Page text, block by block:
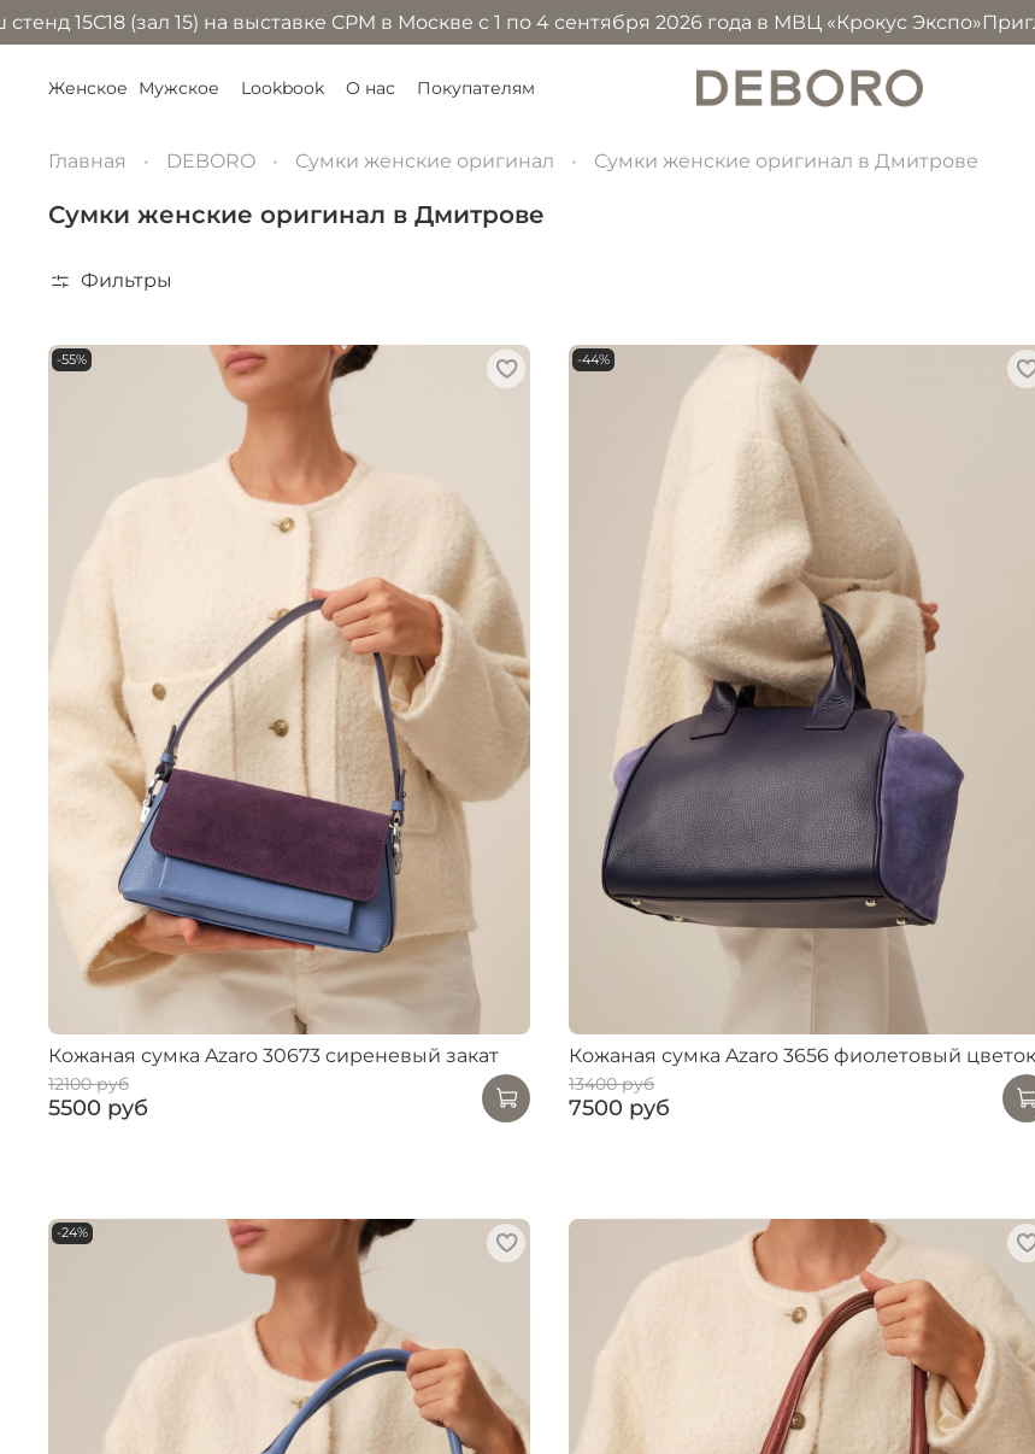
15) на выставке CPM в Москве с 1 по 4 сентября 2026 года в МВЦ «Крокус Экспо»Приглашаем
Женское Мужское Lookbook О нас Покупателям
Главная DEBORO Сумки женские оригинал Сумки женские оригинал в Дмитрове
Сумки женские оригинал в Дмитрове
Фильтры
-55%
Кожаная сумка Azaro 30673 сиреневый закат
12100 руб
5500 руб
-44%
Кожаная сумка Azaro 3656 фиолетовый цветок
13400 руб
7500 руб
-24%